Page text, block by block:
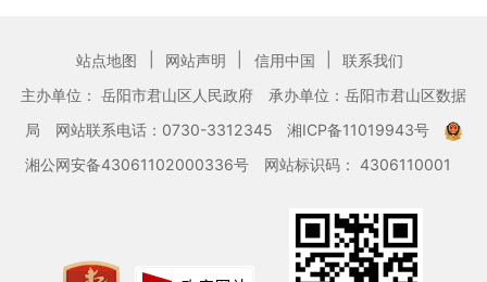
站点地图 网站声明 信用中国
联系我们
主办单位： 岳阳市君山区人民政府
承办单位：岳阳市君山区数据
局
网站联系电话：0730-3312345
湘ICP备11019943号
湘公网安备43061102000336号
网站标识码： 4306110001